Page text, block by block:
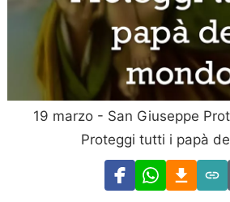
19 marzo - San Giuseppe
Proteggi tutti i papà